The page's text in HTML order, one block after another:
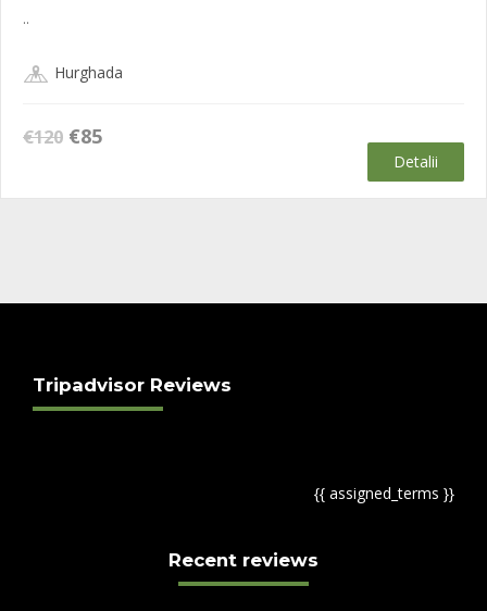
..
Hurghada
€120 Prețul
fost:
€85Prețul
€85.
Detalii
Tripadvisor Reviews
{{ assigned_terms }}
Recent reviews